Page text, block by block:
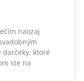
naozaj
darčeky, ktoré
ste na